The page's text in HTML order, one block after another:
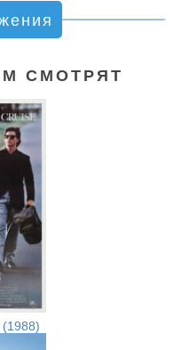
СМОТРЯТ